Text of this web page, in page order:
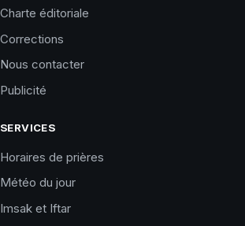
Charte éditoriale
Corrections
Nous contacter
Publicité
SERVICES
Horaires de prières
Météo du jour
Imsak et Iftar